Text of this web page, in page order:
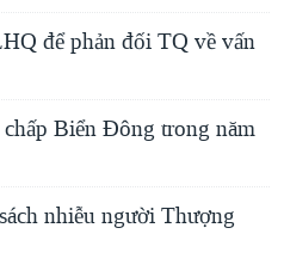
để phản đối TQ về vấn
Biển Đông trong năm
nhiễu người Thượng